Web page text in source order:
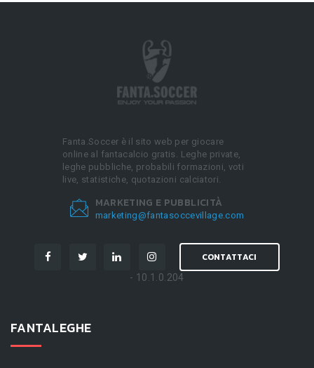
Fanta.Soccer è il sito web per giocare
online al fantacalcio gratis. Leghe private,
leghe pubbliche, probabili formazioni, voti
live, statistiche, quotazioni calciatori.
MARKETING E PUBBLICITÀ
marketing@fantasoccevillage.com
CONTATTACI
- 10.1.0.204
FANTALEGHE